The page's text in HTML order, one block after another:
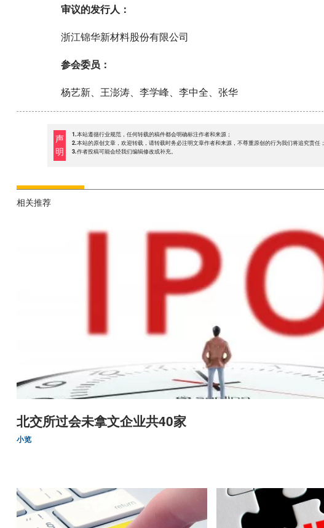
审议的发行人：
浙江锦华新材料股份有限公司
参会委员：
杨艺新、王澎涛、李学峰、李中全、张华
声
明
1.本站遵循行业规范，任何转载的稿件都会明确标注作者和来源；
2.本站的原创文章，欢迎转载，请转载时务必注明文章作者和来源，不尊重原创的行为我们将追究责任；
3.作者投稿可能会经我们编辑修改或补充。
相关推荐
北交所过会未拿文企业共40家
小览